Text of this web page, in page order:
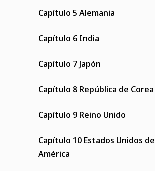
Capítulo 5 Alemania
Capítulo 6 India
Capítulo 7 Japón
Capítulo 8 República de Corea
Capítulo 9 Reino Unido
Capítulo 10 Estados Unidos de
América